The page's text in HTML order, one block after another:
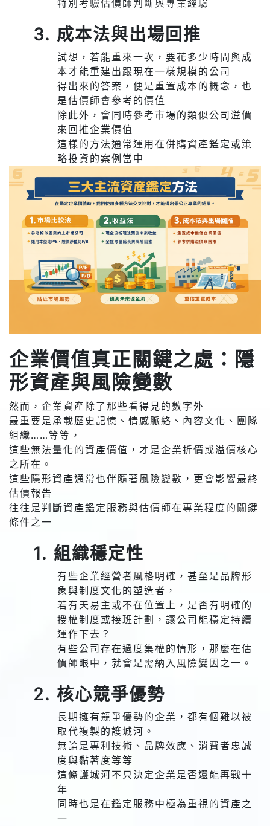
特別考驗估價師判斷與專業經驗
3. 成本法與出場回推
試想，若能重來一次，要花多少時間與成
本才能重建出跟現在一樣規模的公司
得出來的答案，便是重置成本的概念，也
是估價師會參考的價值
除此外，會同時參考市場的類似公司溢價
來回推企業價值
這樣的方法通常運用在併購資產鑑定或策
略投資的案例當中
企業價值真正關鍵之處：隱
形資產與風險變數
然而，企業資產除了那些看得見的數字外
最重要是承載歷史記憶、情感脈絡、內容文化、團隊
組織……等等，
這些無法量化的資產價值，才是企業折價或溢價核心
之所在。
這些隱形資產通常也伴隨著風險變數，更會影響最終
估價報告
往往是判斷資產鑑定服務與估價師在專業程度的關鍵
條件之一
1. 組織穩定性
有些企業經營者風格明確，甚至是品牌形
象與制度文化的塑造者，
若有天易主或不在位置上，是否有明確的
授權制度或接班計劃，讓公司能穩定持續
運作下去？
有些公司存在過度集權的情形，那麼在估
價師眼中，就會是需納入風險變因之一。
2. 核心競爭優勢
長期擁有競爭優勢的企業，都有個難以被
取代複製的護城河。
無論是專利技術、品牌效應、消費者忠誠
度與黏著度等等
這條護城河不只決定企業是否還能再戰十
年
同時也是在鑑定服務中極為重視的資產之
一